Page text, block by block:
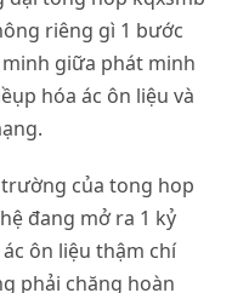
riêng gì 1 bước
giữa phát minh
hóa ác ôn liệu và
của tong hop
đang mở ra 1 kỷ
ôn liệu thậm chí
phải chăng hoàn